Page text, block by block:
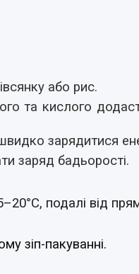
або рис.
та кислого
зарядитися
заряд бадьорості.
подалі від
зіп-пакуванні.